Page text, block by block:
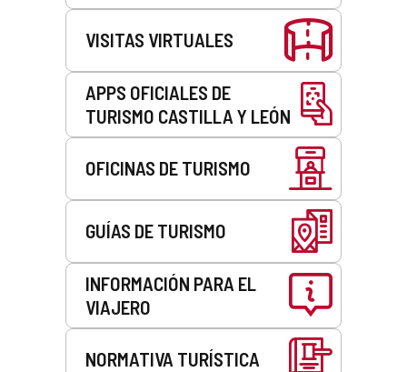
VISITAS VIRTUALES
APPS OFICIALES DE
TURISMO CASTILLA Y LEÓN
OFICINAS DE TURISMO
GUÍAS DE TURISMO
INFORMACIÓN PARA EL
VIAJERO
NORMATIVA TURÍSTICA